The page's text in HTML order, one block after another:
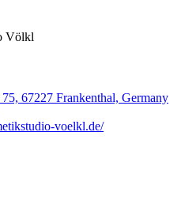
Völkl
67227 Frankenthal, Germany
voelkl.de/